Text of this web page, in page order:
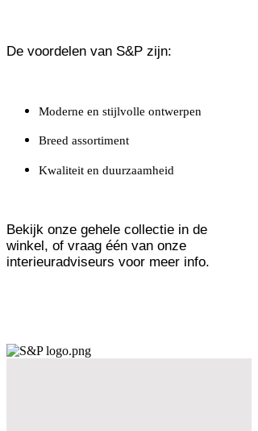
De voordelen van S&P zijn:
Moderne en stijlvolle ontwerpen
Breed assortiment
Kwaliteit en duurzaamheid
Bekijk onze gehele collectie in de
winkel, of vraag één van onze
interieuradviseurs voor meer info.